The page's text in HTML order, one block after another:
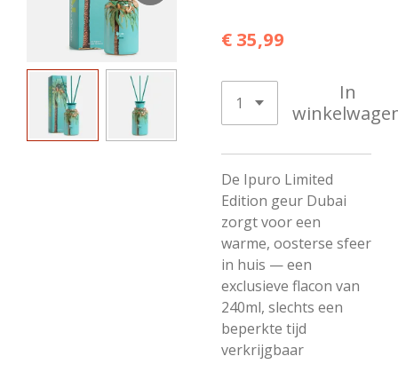
€ 35,99
In
De Ipuro Limited
Edition geur Dubai
zorgt voor een
warme, oosterse sfeer
in huis — een
exclusieve flacon van
240ml, slechts een
beperkte tijd
verkrijgbaar